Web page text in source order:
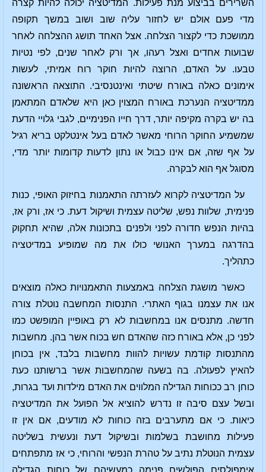
השרירים בביצוע מנת פעילות. המדיטציה יכולה להיות קצרה
מדי פעם אולם יש לחזור עליה שוב ושוב במשך תקופה
ממושכת כדי לקצור הצלחה. אצל האחד תושג ההצלחה לאחר
שבועות אחדים ואצל רעהו, אך ורק לאחר שנים, לפי נטיות
טבעו. על האדם, הרוצה להיות חוקר רוח אמיתי, לעשות
אימונים כאלה באורח שיטתי ואינטנסיבי. התוצאה הראשונה
ממדיטציה הנערכת באורח המצוין כאן היא שלאדם המתאמן
בה יש בקרה מקיפה יותר, דרך חייו הפנימיים, לגבי גלויי הדעת
שמשמיע החוקר הרוחי מאשר לאדם בעל אינטלקט בריא רגיל
על אף שזה, אם אינו כבול או נתון לדעות קדומות יותר מדי,
מסוגל אף הוא לבקרה.
על המדיטציה לקרוא לעזרתה התאמנות בחיזוק האופי, כנות
פנימית, שלוות נפש, שליטה עצמית ושיקול דעת. כי אז, ורק אז,
בהיות הנפש חדורה לפני ולפנים בתכונות אלה, שהיא תחקוק
בהדרגה במערך האנושי כולו את מה שמופיע במדיטציה
כתהליך.
כאשר מושגת הצלחה באמצעות התאמנויות כאלה מוצאים
אנו את עצמנו בגוף האתרי. התנסות המחשבה נוטלת צורה
חדשה. מתנסים אנו במחשבות לא רק באופיין המופשט כמו
לפני כן, אלא באורח כזה שהאדם חש בכוח אשר בהן. מחשבות
מהתנסות קודמת עשויות להוות מחשבות בלבד, אין בכוחן
להאיץ לפעולה. בה בשעה שהמחשבות אשר ברשותנו כעת
כוחן רב ככוחות הגדילה המלווים את האדם מילדות ועד בגרות,
ובשל עצם סיבה זו נדרש להוציא אל הפועל את המדיטציה
כיאות. כי אם מתערבים בזה כוחות לא מודעים, אם אין זו
פעילות מחושבת בשלמות ובשיקול דעת ונעשית בשליטה
עצמית הנוטלת נתיב על טהרת הנפשי והרוחי, כי אז מתפתחים
אימפולסים הפולשים פנימה כמעשיהם של כוחות הגדילה